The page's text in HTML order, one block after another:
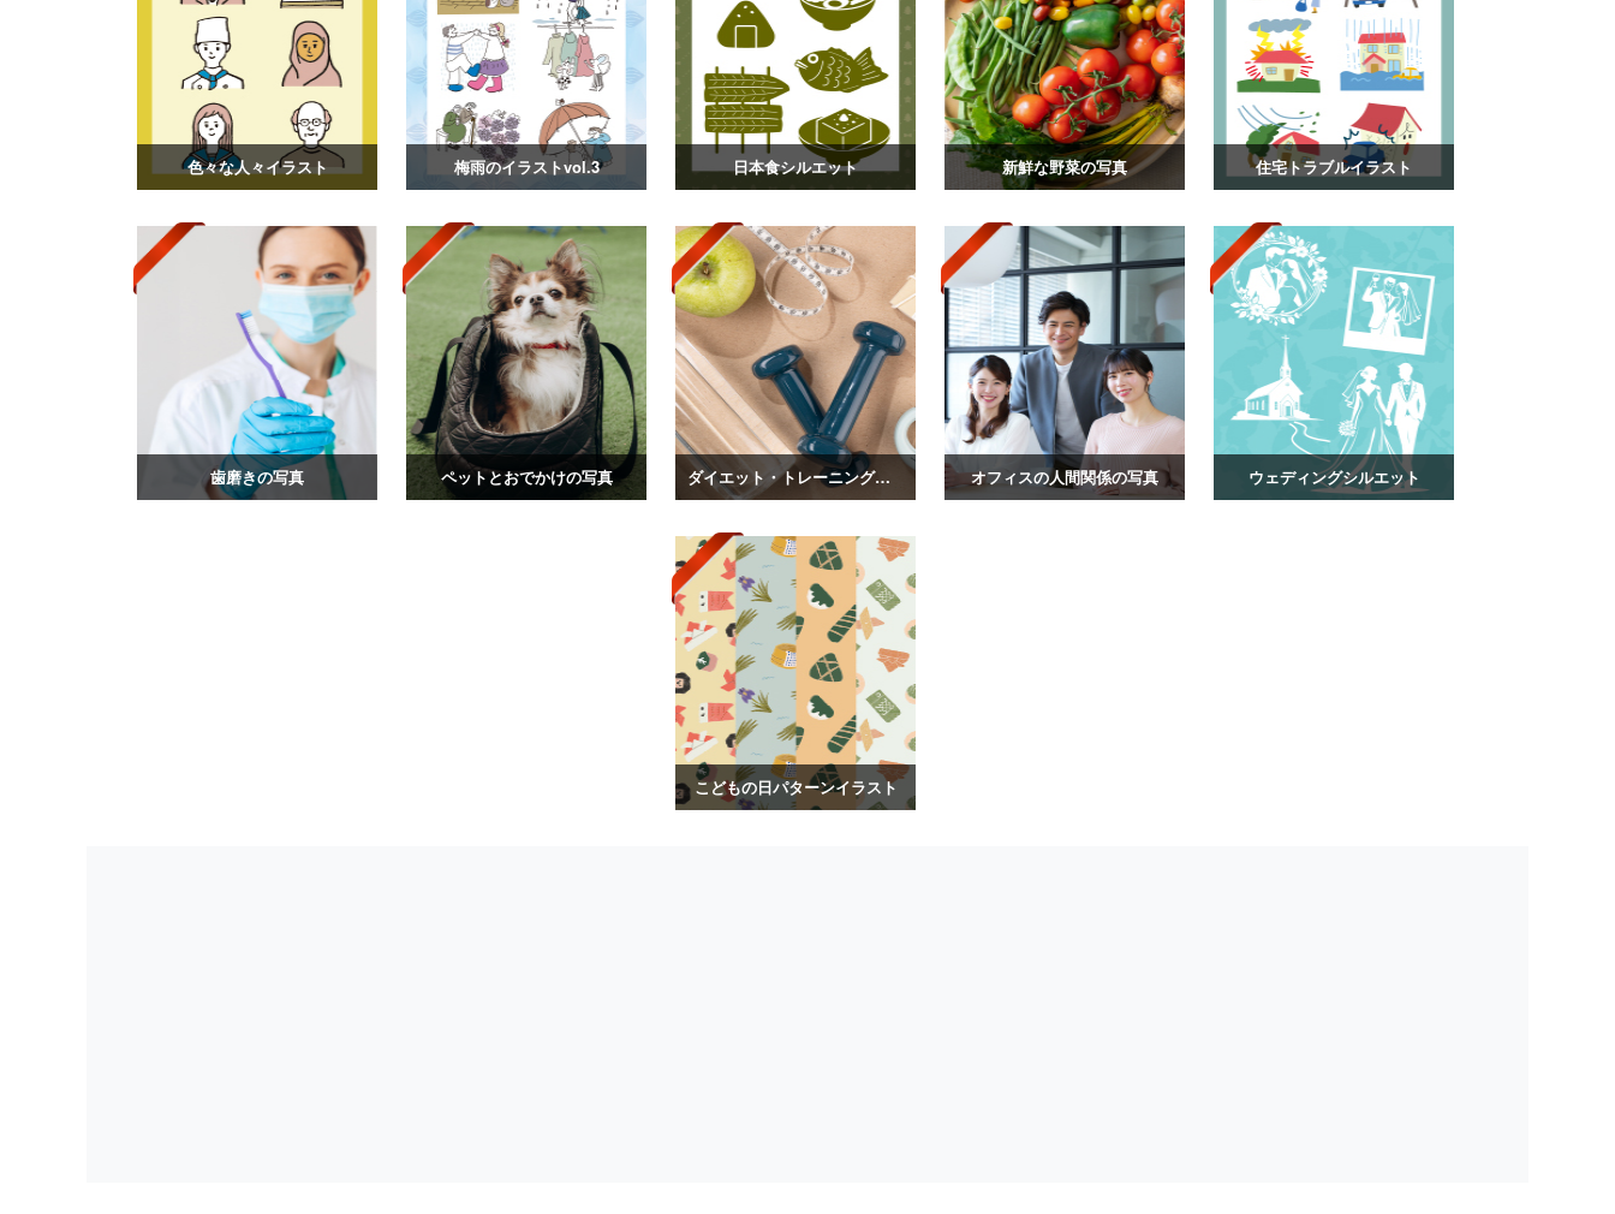
色々な人々イラスト 梅雨のイラストvol.3 日本食シルエット 新鮮な野菜の写真 住宅トラブルイラスト
歯磨きの写真 ペットとおでかけの写真 ダイエット・トレーニングの写真 オフィスの人間関係の写真 ウェディングシルエット
こどもの日パターンイラスト